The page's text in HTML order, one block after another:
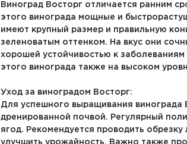
Виноград Восторг отличается ранним
этого винограда мощные и
имеют крупный размер и правильную
зеленоватым оттенком. На вкус они
хорошей устойчивостью к
этого винограда также на высоком
Уход за виноградом Восторг:
Для успешного выращивания винограда
дренированной почвой. Регулярный
ягод. Рекомендуется проводить
улучшить урожайность. Важно также